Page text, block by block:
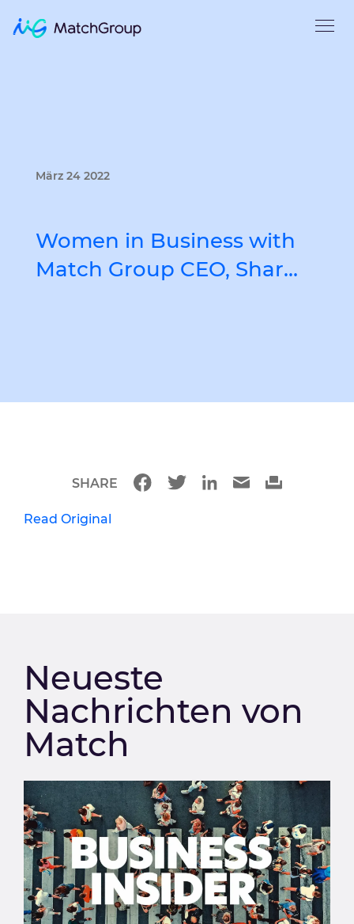
März 24 2022
Women in Business with
Match Group CEO, Shar…
Read Original
SHARE
Neueste
Nachrichten von
Match